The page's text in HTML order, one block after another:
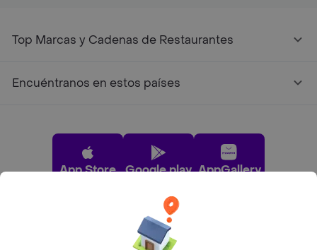
Top Marcas y Cadenas de Restaurantes
Encuéntranos en estos países
App Store Google play AppGallery
Pide tu comida favorita cerca de ti